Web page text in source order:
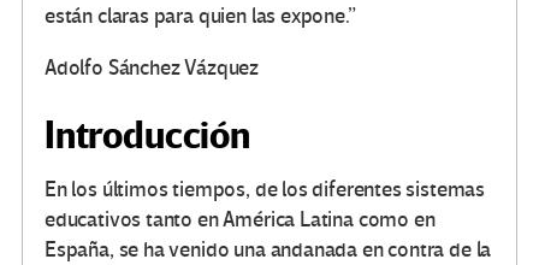
están claras para quien las expone.”
Adolfo Sánchez Vázquez
Introducción
En los últimos tiempos, de los diferentes sistemas
educativos tanto en América Latina como en
España, se ha venido una andanada en contra de la